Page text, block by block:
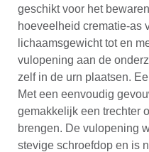
geschikt voor het
hoeveelheid crematie-as
lichaamsgewicht tot en
vulopening aan de
zelf in de urn plaatsen.
Met een eenvoudig
gemakkelijk een trechter
brengen. De vulopening
stevige schroefdop en is